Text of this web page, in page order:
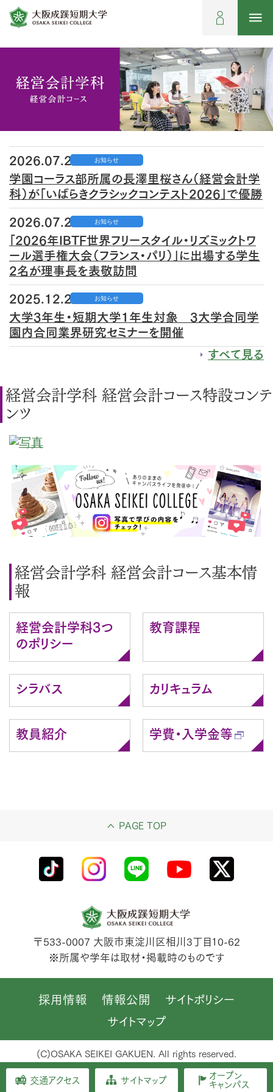
2026.07.27 お知らせ
学園コーラス部所属の長澤里桜さん（経営会計学
科）が「いばらきクラシックコンテスト2026」で優勝
2026.07.24 お知らせ
「2026年IBTF世界フリースタイル・リズミックトワ
ール選手権大会（フランス・パリ）」に出場する学生
2名が理事長を表敬訪問
2025.12.23 お知らせ
大学3年生・短期大学1年生対象 3大学合同学
園内合同業界研究セミナーを開催
すべて見る
経営会計学科 経営会計コース特設コンテ
ンツ
経営会計学科 経営会計コース基本情
報
経営会計学科3つ
のポリシー
教育課程
シラバス カリキュラム
教員紹介 学費・入学金等
PAGE TOP
〒533-0007 大阪市東淀川区相川3丁目10-62
※所属や学年は取材・掲載時のものです
採用情報 情報公開
サイトポリシー
サイトマップ
交通アクセス サイトマップ
オープン
キャンパス
(C)OSAKA SEIKEI GAKUEN. All rights reserved.